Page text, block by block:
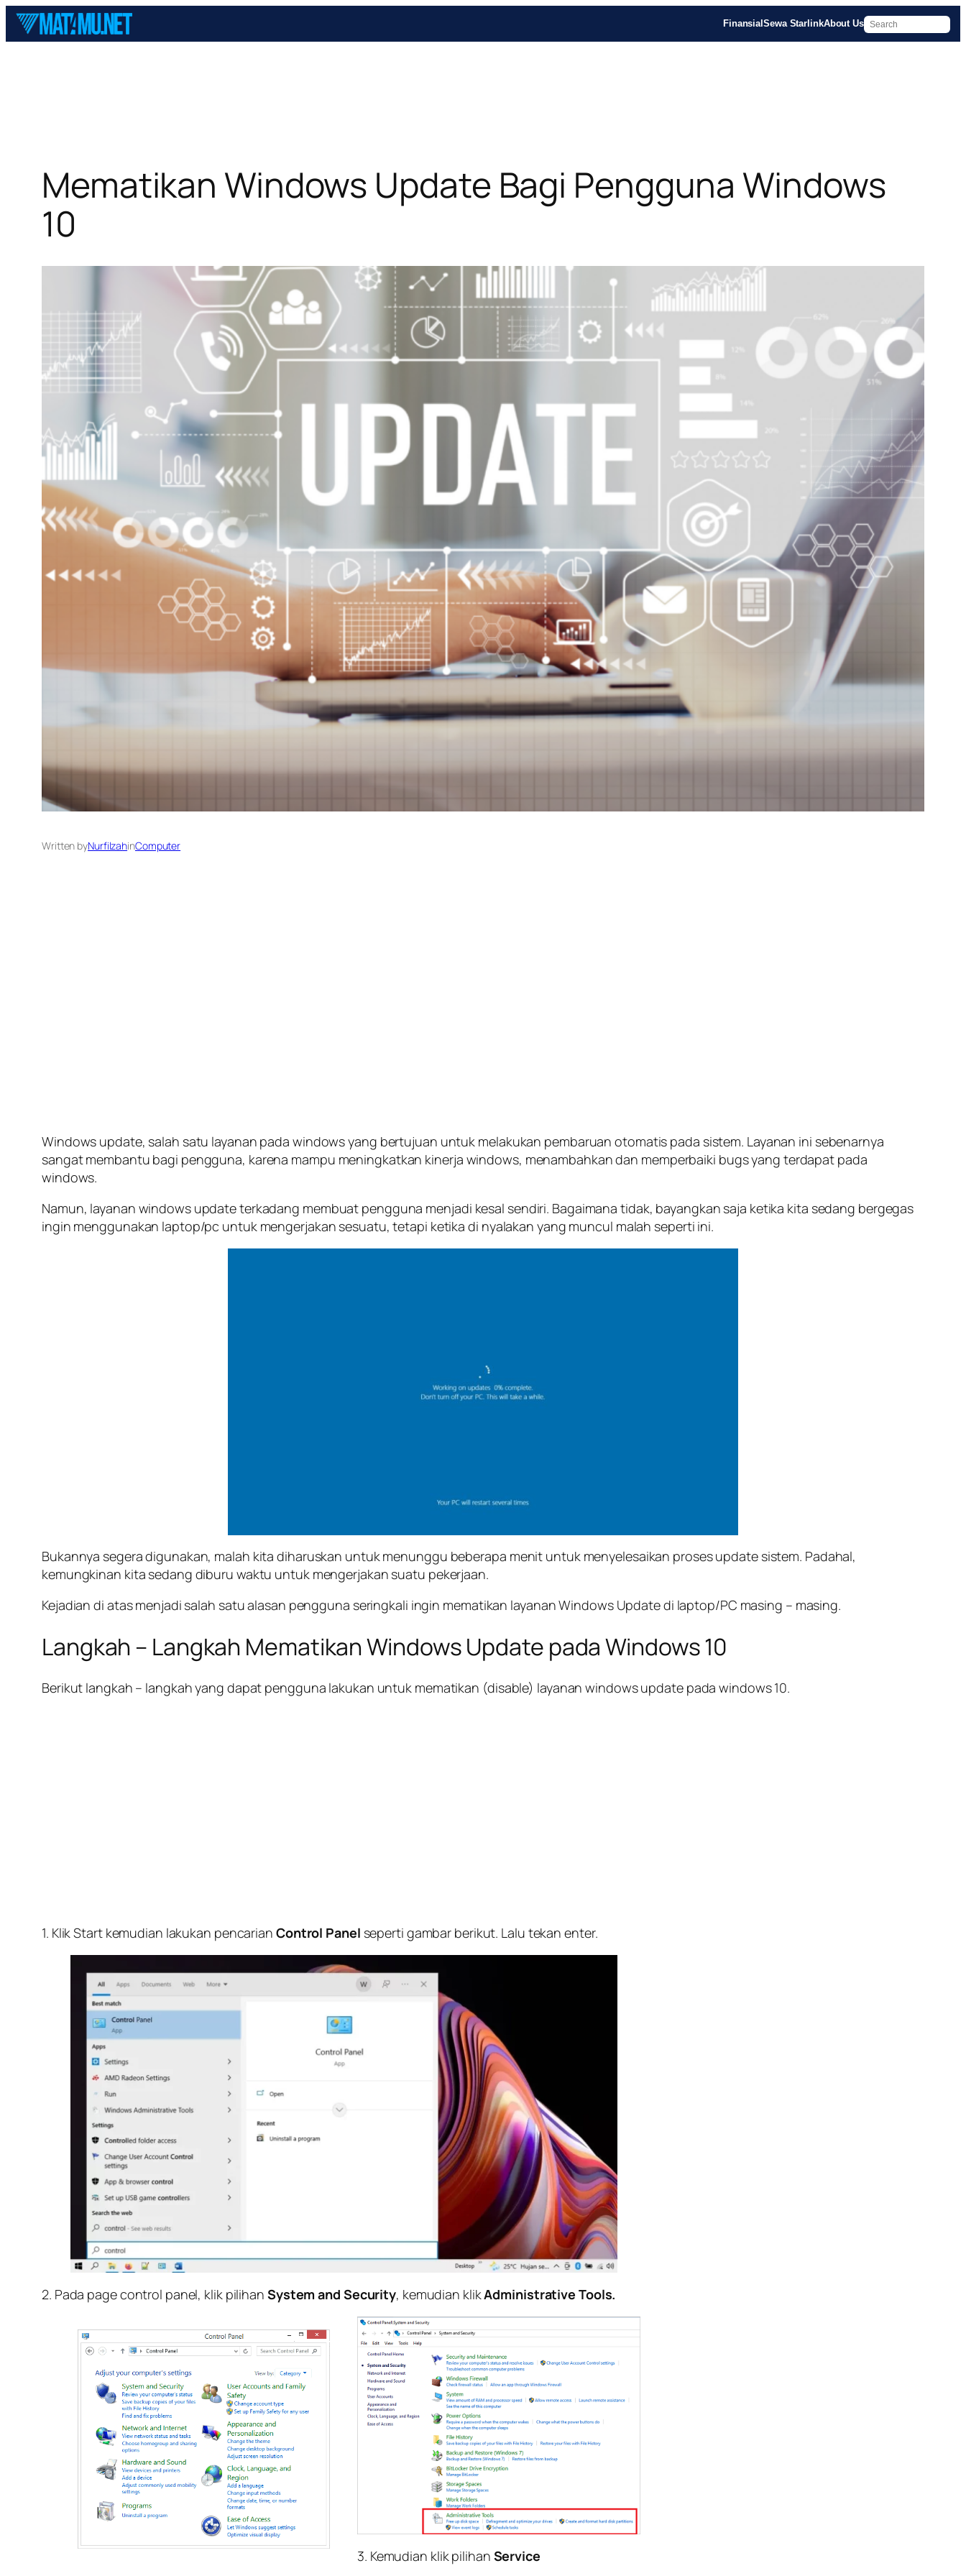
Skip
FinansialSewa StarlinkAbout Us
Mematikan Windows Update Bagi Pengguna Windows
10
Written byNurfilzahinComputer
Windows update, salah satu layanan pada windows yang bertujuan untuk melakukan pembaruan otomatis pada sistem. Layanan ini sebenarnya
sangat membantu bagi pengguna, karena mampu meningkatkan kinerja windows, menambahkan dan memperbaiki bugs yang terdapat pada
windows.
Namun, layanan windows update terkadang membuat pengguna menjadi kesal sendiri. Bagaimana tidak, bayangkan saja ketika kita sedang bergegas
ingin menggunakan laptop/pc untuk mengerjakan sesuatu, tetapi ketika di nyalakan yang muncul malah seperti ini.
Bukannya segera digunakan, malah kita diharuskan untuk menunggu beberapa menit untuk menyelesaikan proses update sistem. Padahal,
kemungkinan kita sedang diburu waktu untuk mengerjakan suatu pekerjaan.
Kejadian di atas menjadi salah satu alasan pengguna seringkali ingin mematikan layanan Windows Update di laptop/PC masing – masing.
Langkah – Langkah Mematikan Windows Update pada Windows 10
Berikut langkah – langkah yang dapat pengguna lakukan untuk mematikan (disable) layanan windows update pada windows 10.
1. Klik Start kemudian lakukan pencarian Control Panel seperti gambar berikut. Lalu tekan enter.
2. Pada page control panel, klik pilihan System and Security, kemudian klikAdministrative Tools.
3. Kemudian klik pilihan Service